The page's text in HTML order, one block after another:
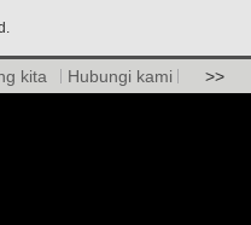
kita Hubungi kami >>